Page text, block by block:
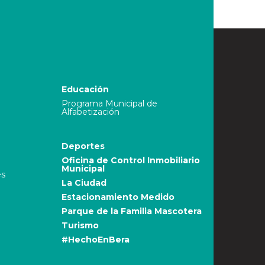
Educación
Programa Municipal de
Alfabetización
Deportes
Oficina de Control Inmobiliario
Municipal
La Ciudad
Estacionamiento Medido
Parque de la Familia Mascotera
Turismo
#HechoEnBera